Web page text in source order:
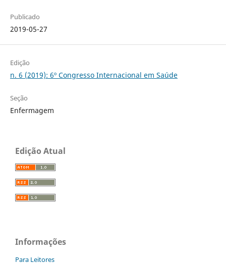
Publicado
2019-05-27
Edição
n. 6 (2019): 6º Congresso Internacional em Saúde
Seção
Enfermagem
Edição Atual
Informações
Para Leitores